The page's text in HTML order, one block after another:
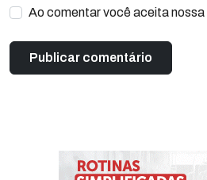
Ao comentar você aceita nossa